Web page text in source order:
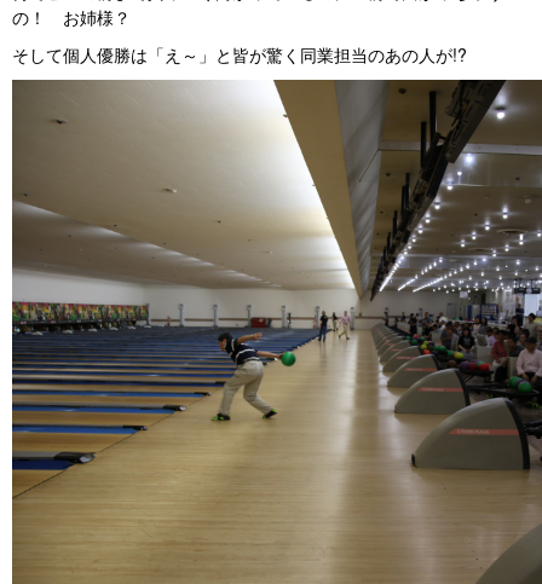
の！ お姉様？
そして個人優勝は「え～」と皆が驚く同業担当のあの人が!?